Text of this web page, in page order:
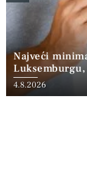
Najveći
4.8.2026